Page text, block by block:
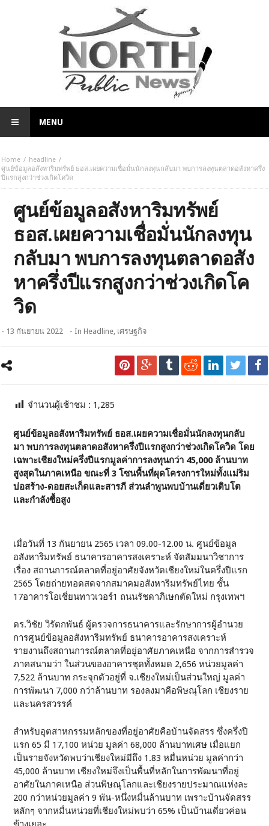
MENU
Home
headline
ศูนย์ข้อมูลอสังหาริมทรัพย์ ธอส.เผยความเชื่อมั่นนักลงทุนกลับมา พบการลงทุนตลาดอสังหาครึ่ง
ปีแรกสูงกว่าช่วงเกิดโควิด
ศูนย์ข้อมูลอสังหาริมทรัพย์
ธอส.เผยความเชื่อมั่นนักลงทุน
กลับมา พบการลงทุนตลาดอสัง
หาครึ่งปีแรกสูงกว่าช่วงเกิดโค
วิด
- 13 กันยายน 2022 - InHeadline, เศรษฐกิจ
จำนวนผู้เช้าชม : 1,285
ศูนย์ข้อมูลอสังหาริมทรัพย์ ธอส.เผยความเชื่อมั่นนักลงทุนกลับ
มา พบการลงทุนตลาดอสังหาครึ่งปีแรกสูงกว่าช่วงเกิดโควิด โดย
เฉพาะเชียงใหม่ครึ่งปีแรกมูลค่าการลงทุนกว่า 45,000 ล้านบาท
สูงสุดในภาคเหนือ ขณะที่ 3 โซนพื้นที่ผุดโครงการใหม่ทั้งแม่ริม
บ่อสร้าง-ดอยสะเก็ดและสารภี ส่วนลำพูนพบบ้านเดี่ยวเติบโต
และกำลังซื้อสูง
เมื่อวันที่ 13 กันยายน 2565 เวลา 09.00-12.00 น. ศูนย์ข้อมูล
อสังหาริมทรัพย์ ธนาคารอาคารสงเคราะห์ จัดสัมมนาวิชาการ
เรื่อง สถานการณ์ตลาดที่อยู่อาศัยจังหวัดเชียงใหม่ในครึ่งปีแรก
2565 โดยถ่ายทอดสดจากสมาคมอสังหาริมทรัพย์ไทย ชั้น
17อาคารโอเชี่ยนทาวเวอร์1 ถนนรัชดาภิเษกตัดใหม่ กรุงเทพฯ
ดร.วิชัย วิรัตกพันธ์ ผู้ตรวจการธนาคารและรักษาการผู้อำนวย
การศูนย์ข้อมูลอสังหาริมทรัพย์ ธนาคารอาคารสงเคราะห์
รายงานถึงสถานการณ์ตลาดที่อยู่อาศัยภาคเหนือ จากการสำรวจ
ภาคสนามว่า ในส่วนของอาคารชุดทั้งหมด 2,656 หน่วยมูลค่า
7,522 ล้านบาท กระจุกตัวอยู่ที่ จ.เชียงใหม่เป็นส่วนใหญ่ มูลค่า
การพัฒนา 7,000 กว่าล้านบาท รองลงมาคือพิษณุโลก เชียงราย
และนครสวรรค์
สำหรับอุตสาหกรรมหลักของที่อยู่อาศัยคือบ้านจัดสรร ซึ่งครึ่งปี
แรก 65 มี 17,100 หน่วย มูลค่า 68,000 ล้านบาทเศษ เมื่อแยก
เป็นรายจังหวัดพบว่าเชียงใหม่มีถึง 1.83 หมื่นหน่วย มูลค่ากว่า
45,000 ล้านบาท เชียงใหม่จึงเป็นพื้นที่หลักในการพัฒนาที่อยู่
อาศัยในภาคเหนือ ส่วนพิษณุโลกและเชียงรายประมาณแห่งละ
200 กว่าหน่วยมูลค่า 9 พัน-หนึ่งหมื่นล้านบาท เพราะบ้านจัดสรร
หลักๆ จากหมื่นหน่วยที่เชียงใหม่พบว่า 65% เป็นบ้านเดี่ยวค่อน